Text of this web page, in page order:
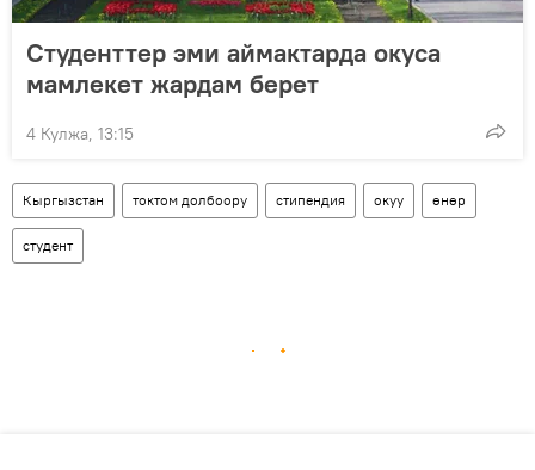
Студенттер эми аймактарда окуса
мамлекет жардам берет
4 Кулжа, 13:15
Кыргызстан токтом долбоору стипендия окуу өнөр
студент